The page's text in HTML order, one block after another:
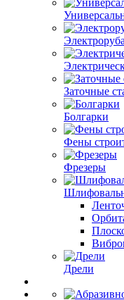
Заточные
Болгарки
Фены
Фрезеры
Дрели